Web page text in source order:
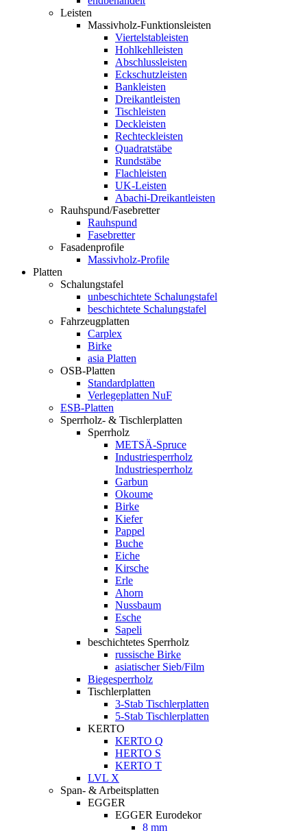
Leisten
Massivholz-Funktionsleisten
Viertelstableisten
Hohlkehlleisten
Abschlussleisten
Eckschutzleisten
Bankleisten
Dreikantleisten
Tischleisten
Deckleisten
Rechteckleisten
Quadratstäbe
Rundstäbe
Flachleisten
UK-Leisten
Abachi-Dreikantleisten
Rauhspund/Fasebretter
Rauhspund
Fasebretter
Fasadenprofile
Massivholz-Profile
Platten
Schalungstafel
unbeschichtete Schalungstafel
beschichtete Schalungstafel
Fahrzeugplatten
Carplex
Birke
asia Platten
OSB-Platten
Standardplatten
Verlegeplatten NuF
ESB-Platten
Sperrholz- & Tischlerplatten
Sperrholz
METSÄ-Spruce
Industriesperrholz
Industriesperrholz
Garbun
Okoume
Birke
Kiefer
Pappel
Buche
Eiche
Kirsche
Erle
Ahorn
Nussbaum
Esche
Sapeli
beschichtetes Sperrholz
russische Birke
asiatischer Sieb/Film
Biegesperrholz
Tischlerplatten
3-Stab Tischlerplatten
5-Stab Tischlerplatten
KERTO
KERTO Q
HERTO S
KERTO T
LVL X
Span- & Arbeitsplatten
EGGER
EGGER Eurodekor
8 mm